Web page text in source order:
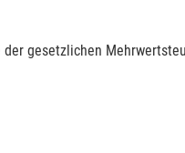
gesetzlichen